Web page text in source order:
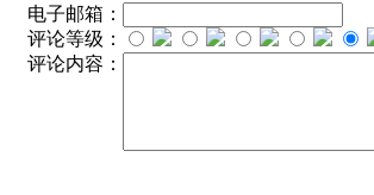
电子邮箱：
评论等级：
评论内容：